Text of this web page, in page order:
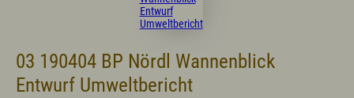
03 190404 BP Nördl Wannenblick
Entwurf Umweltbericht